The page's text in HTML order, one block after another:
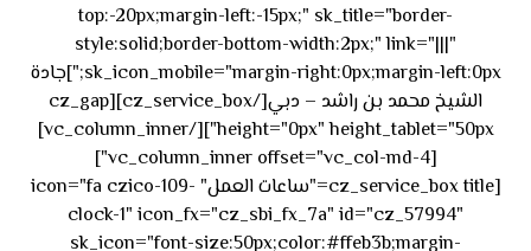
top:-20px;margin-left:-15px;" sk_title="border-
style:solid;border-bottom-width:2px;" link="|||"
sk_icon_mobile="margin-right:0px;margin-left:0px;"]جادة
الشيخ محمد بن راشد – دبي[/cz_service_box][cz_gap
height="0px" height_tablet="50px"][/vc_column_inner]
[vc_column_inner offset="vc_col-md-4"]
[cz_service_box title="ساعات العمل" icon="fa czico-109-
clock-1" icon_fx="cz_sbi_fx_7a" id="cz_57994"
sk_icon="font-size:50px;color:#ffeb3b;margin-